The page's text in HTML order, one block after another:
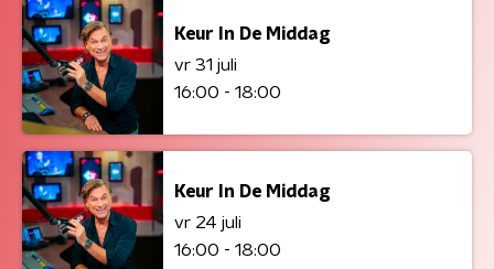
Keur In De Middag
vr 31 juli
16:00 - 18:00
Keur In De Middag
vr 24 juli
16:00 - 18:00